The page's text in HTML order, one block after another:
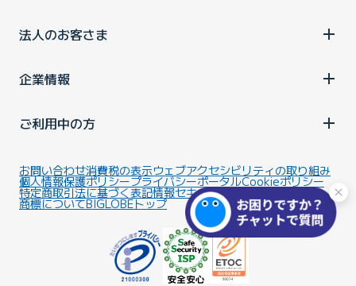
法人のお客さま
企業情報
ご利用中の方
お問い合わせ消費税の表示ウェブアクセシビリティの取り組み
個人情報保護ポリシープライバシーポータルCookieポリシー
特定商取引法に基づく表記情報セキュリティ基本方針
商標についてBIGLOBEトップ